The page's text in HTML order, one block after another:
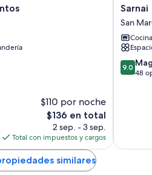
$110 por noche
El
precio
actual
es
de
$136
$136 en total
2 sep. - 3 sep.
Total con impuestos y cargos
Sarnai
San
Marcos
La
Laguna
Sarnai
San
Cocina
9.0
de
9.0
48
similares